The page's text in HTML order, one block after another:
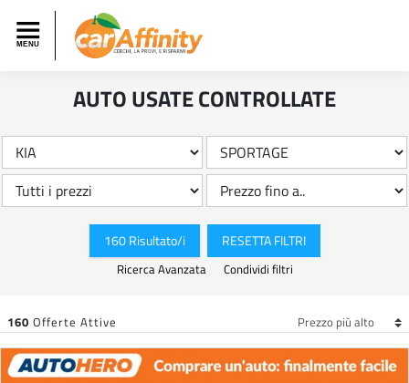
AUTO USATE CONTROLLATE
160 Risultato/i RESETTA FILTRI
Ricerca Avanzata Condividi filtri
160 Offerte Attive